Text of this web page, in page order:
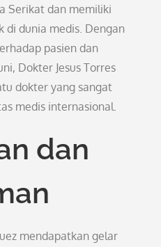
Serikat dan memiliki
di dunia medis. Dengan
pasien dan
Dokter Jesus Torres
dokter yang sangat
medis internasional.
dan
mendapatkan gelar